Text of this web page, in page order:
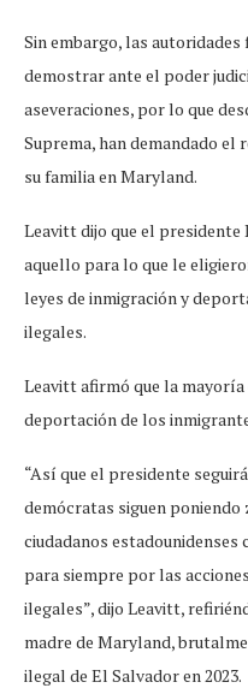
Sin embargo, las autoridades
demostrar ante el poder
aseveraciones, por lo que
Suprema, han demandado
su familia en Maryland.
Leavitt dijo que el
aquello para lo que le
leyes de inmigración y
ilegales.
Leavitt afirmó que la
deportación de los
“Así que el presidente
demócratas siguen
ciudadanos estadounidenses
para siempre por las
ilegales”, dijo Leavitt,
madre de Maryland,
ilegal de El Salvador en 2023.